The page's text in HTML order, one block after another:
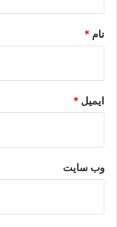
نام *
ایمیل *
وب‌ سایت